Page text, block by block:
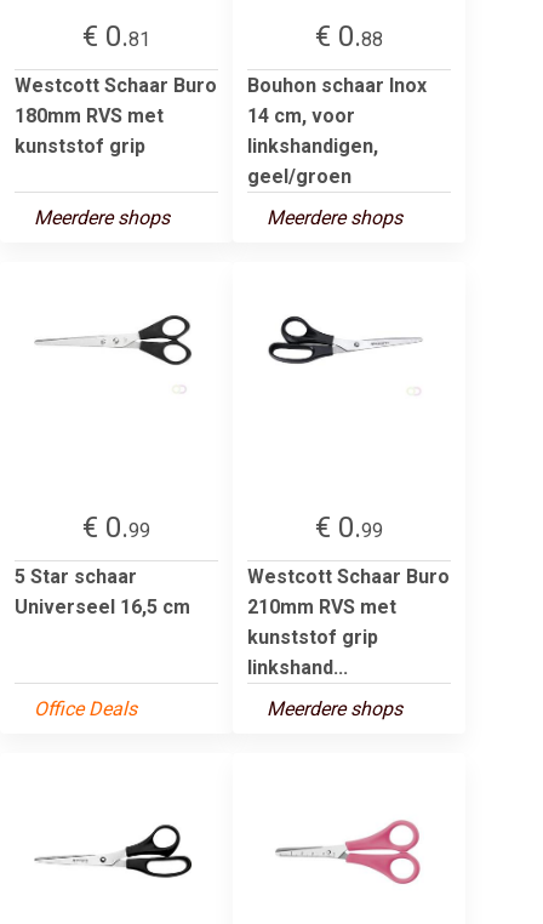
€ 0.81
Westcott Schaar Buro
180mm RVS met
kunststof grip
Meerdere shops
€ 0.88
Bouhon schaar Inox
14 cm, voor
linkshandigen,
geel/groen
Meerdere shops
€ 0.99
5 Star schaar
Universeel 16,5 cm
Office Deals
€ 0.99
Westcott Schaar Buro
210mm RVS met
kunststof grip
linkshand...
Meerdere shops